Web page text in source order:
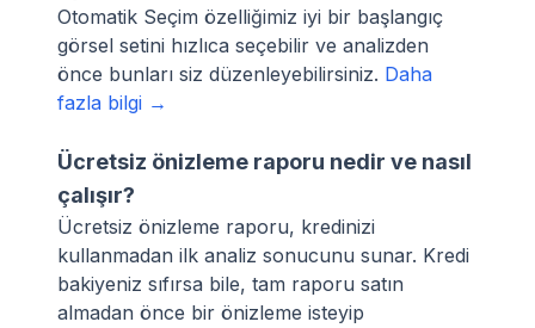
Otomatik Seçim özelliğimiz iyi bir başlangıç
görsel setini hızlıca seçebilir ve analizden
önce bunları siz düzenleyebilirsiniz. Daha
fazla bilgi →
Ücretsiz önizleme raporu nedir ve nasıl
çalışır?
Ücretsiz önizleme raporu, kredinizi
kullanmadan ilk analiz sonucunu sunar. Kredi
bakiyeniz sıfırsa bile, tam raporu satın
almadan önce bir önizleme isteyip